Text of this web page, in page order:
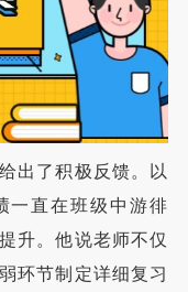
了积极反馈。以
一直在班级中游徘
升。他说老师不仅
环节制定详细复习